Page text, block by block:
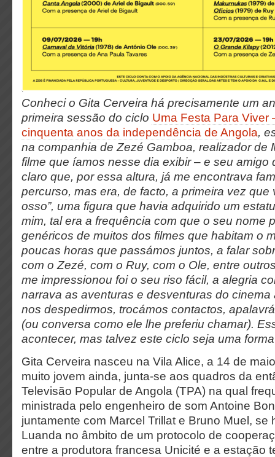
Conheci o Gita Cerveira há precisamente um
primeira sessão do ciclo Uma Festa Para Viver
cinquenta anos da independência de Angola,
na companhia de Zezé Gamboa, realizador de
filme que íamos nesse dia exibir – e seu amigo
claro que, por essa altura, já me encontrava
percurso, mas era, de facto, a primeira vez que
osso”, uma figura que havia adquirido um
mim, tal era a frequência com que o seu nome
genéricos de muitos dos filmes que habitam o
poucas horas que passámos juntos, a falar
com o Zezé, com o Ruy, com o Ole, entre
me impressionou foi o seu riso fácil, a alegria
narrava as aventuras e desventuras do cinema
nos despedirmos, trocámos contactos,
(ou conversa como ele lhe preferiu chamar).
acontecer, mas talvez este ciclo seja uma
Gita Cerveira nasceu na Vila Alice, a 14 de
muito jovem ainda, junta-se aos quadros da
Televisão Popular de Angola (TPA) na qual
ministrada pelo engenheiro de som Antoine
juntamente com Marcel Trillat e Bruno Muel, se
Luanda no âmbito de um protocolo de
entre a produtora francesa Unicité e a estação